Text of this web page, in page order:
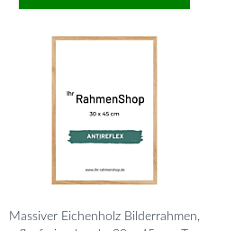
Massiver Eichenholz Bilderrahmen,